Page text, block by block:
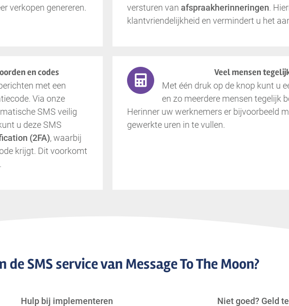
verkopen genereren.
versturen van afspraakherinneringen.
klantvriendelijkheid en vermindert u het
en codes
met een
Via onze
SMS veilig
u deze SMS
(2FA), waarbij
krijgt. Dit voorkomt
Veel mensen
Met één druk op de knop kunt u
en zo meerdere mensen tegelijk
Herinner uw werknemers er bijvoorbeeld
gewerkte uren in te vullen.
de SMS service van Message To The Moon?
Hulp bij implementeren Niet goed? Geld